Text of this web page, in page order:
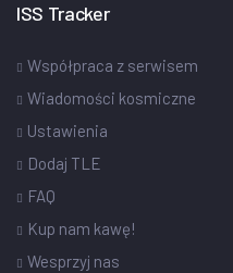
ISS Tracker
Współpraca z serwisem
Wiadomości kosmiczne
Ustawienia
Dodaj TLE
FAQ
Kup nam kawę!
Wesprzyj nas